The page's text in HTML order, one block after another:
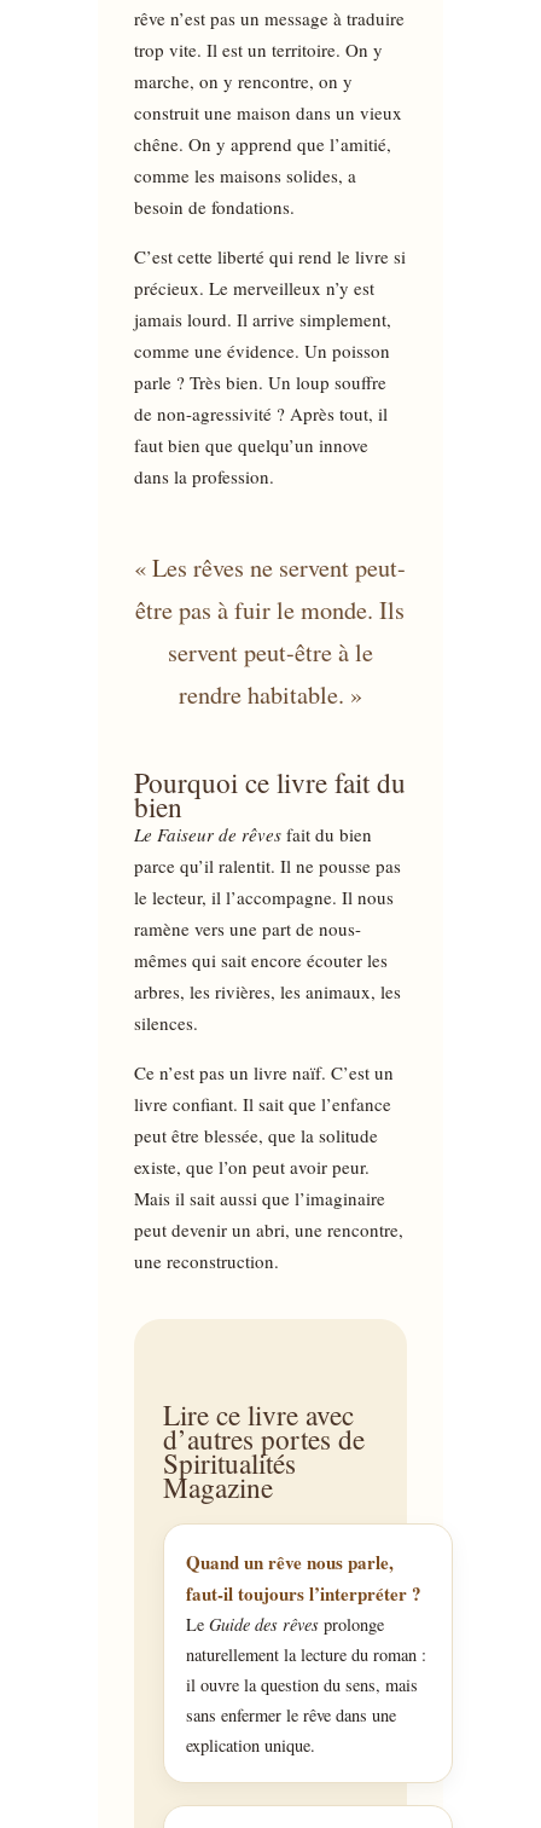
rêve n’est pas un message à traduire
trop vite. Il est un territoire. On y
marche, on y rencontre, on y
construit une maison dans un vieux
chêne. On y apprend que l’amitié,
comme les maisons solides, a
besoin de fondations.
C’est cette liberté qui rend le livre si
précieux. Le merveilleux n’y est
jamais lourd. Il arrive simplement,
comme une évidence. Un poisson
parle ? Très bien. Un loup souffre
de non-agressivité ? Après tout, il
faut bien que quelqu’un innove
dans la profession.
« Les rêves ne servent peut-
être pas à fuir le monde. Ils
servent peut-être à le
rendre habitable. »
Pourquoi ce livre fait du
bien
Le Faiseur de rêvesfait du bien
parce qu’il ralentit. Il ne pousse pas
le lecteur, il l’accompagne. Il nous
ramène vers une part de nous-
mêmes qui sait encore écouter les
arbres, les rivières, les animaux, les
silences.
Ce n’est pas un livre naïf. C’est un
livre confiant. Il sait que l’enfance
peut être blessée, que la solitude
existe, que l’on peut avoir peur.
Mais il sait aussi que l’imaginaire
peut devenir un abri, une rencontre,
une reconstruction.
Lire ce livre avec
d’autres portes de
Spiritualités
Magazine
Quand un rêve nous parle,
faut-il toujours l’interpréter ?
Le Guide des rêvesprolonge
naturellement la lecture du roman :
il ouvre la question du sens, mais
sans enfermer le rêve dans une
explication unique.